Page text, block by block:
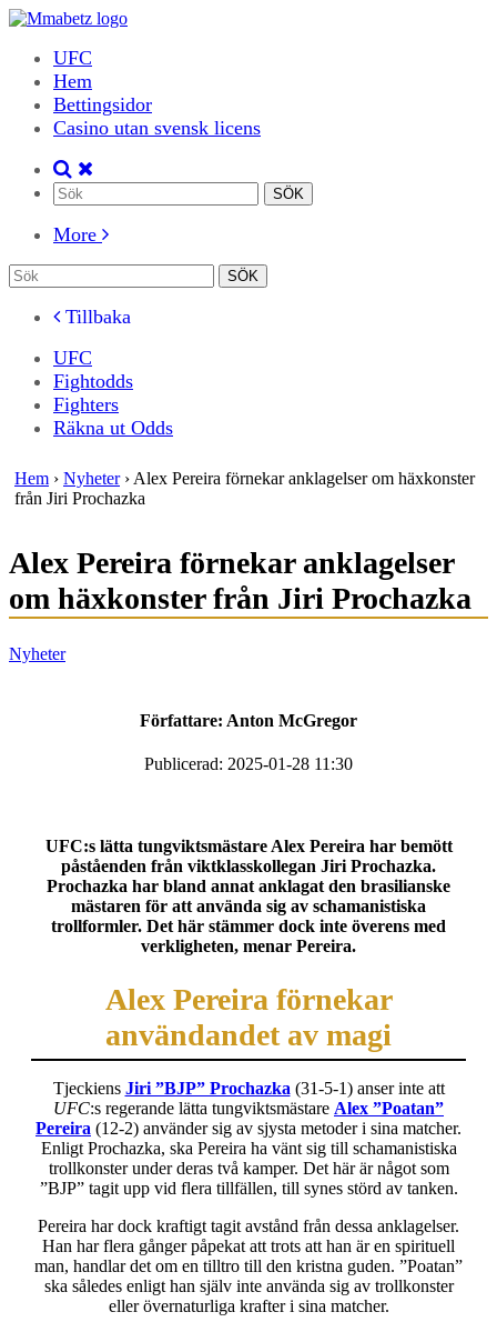
UFC
Hem
Bettingsidor
Casino utan svensk licens
More
Tillbaka
UFC
Fightodds
Fighters
Räkna ut Odds
Hem › Nyheter› Alex Pereira förnekar anklagelser om häxkonster
från Jiri Prochazka
Alex Pereira förnekar anklagelser
om häxkonster från Jiri Prochazka
Nyheter
Författare: Anton McGregor
Publicerad: 2025-01-28 11:30
UFC:s lätta tungviktsmästare Alex Pereira har bemött
påståenden från viktklasskollegan Jiri Prochazka.
Prochazka har bland annat anklagat den brasilianske
mästaren för att använda sig av schamanistiska
trollformler. Det här stämmer dock inte överens med
verkligheten, menar Pereira.
Alex Pereira förnekar
användandet av magi
Tjeckiens Jiri ”BJP” Prochazka (31-5-1) anser inte att
UFC:s regerande lätta tungviktsmästare Alex ”Poatan”
Pereira (12-2) använder sig av sjysta metoder i sina matcher.
Enligt Prochazka, ska Pereira ha vänt sig till schamanistiska
trollkonster under deras två kamper. Det här är något som
”BJP” tagit upp vid flera tillfällen, till synes störd av tanken.
Pereira har dock kraftigt tagit avstånd från dessa anklagelser.
Han har flera gånger påpekat att trots att han är en spirituell
man, handlar det om en tilltro till den kristna guden. ”Poatan”
ska således enligt han själv inte använda sig av trollkonster
eller övernaturliga krafter i sina matcher.